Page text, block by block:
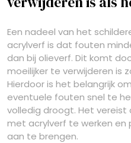
Een nadeel van het
acrylverf is dat fouten
dan bij olieverf. Dit komt
moeilijker te verwijderen is
Hierdoor is het belangrijk
eventuele fouten snel te
volledig droogt. Het vereist
met acrylverf te werken
aan te brengen.